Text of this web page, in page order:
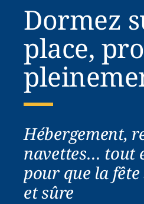
Dormez
place,
Hébergement,
navettes… tout
pour que la
et sûre